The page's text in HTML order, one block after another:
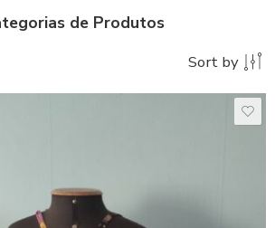
de Produtos
Sort by